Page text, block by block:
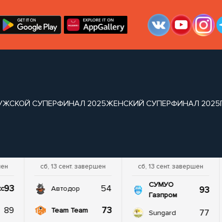
СУПЕРФИНАЛ 2025ЖЕНСКИЙ СУПЕРФИНАЛ 2025
93
89
сб, 13 сент. завершен
Автодор 54
Team Team 73
сб, 13 сент. завершен
СУМУО
Газпром
93
Sungard 77